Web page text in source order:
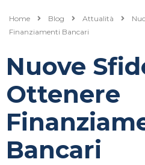
Home Blog Attualità
Finanziamenti Bancari
Nuove
Ottenere
Bancari